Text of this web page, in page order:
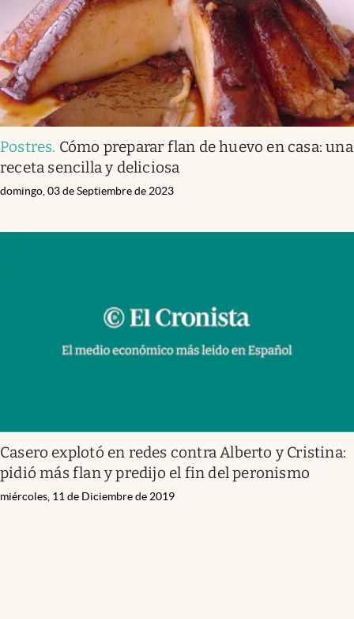
Postres. Cómo preparar flan de huevo en casa: una
receta sencilla y deliciosa
domingo, 03 de Septiembre de 2023
Casero explotó en redes contra Alberto y Cristina:
pidió más flan y predijo el fin del peronismo
miércoles, 11 de Diciembre de 2019